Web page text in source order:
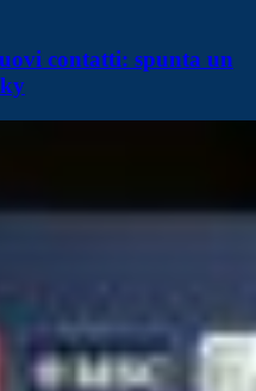
contatti: spunta un